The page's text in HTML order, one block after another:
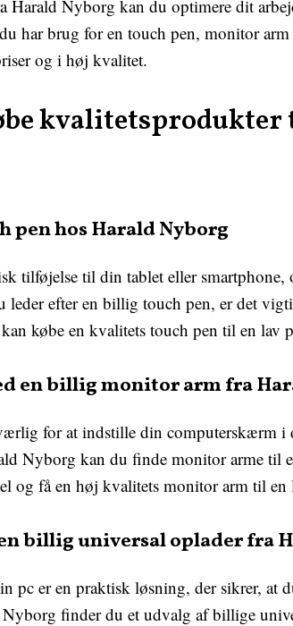
Harald Nyborg kan du optimere dit
har brug for en touch pen, monitor
og i høj kvalitet.
kvalitetsprodukter
pen hos Harald Nyborg
tilføjelse til din tablet eller
leder efter en billig touch pen, er det
købe en kvalitets touch pen til en lav
en billig monitor arm fra
for at indstille din computerskærm i
Nyborg kan du finde monitor arme til
og få en høj kvalitets monitor arm til en
billig universal oplader fra
pc er en praktisk løsning, der sikrer, at
finder du et udvalg af billige